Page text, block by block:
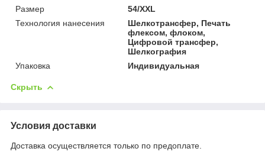
Размер
54/XXL
Технология нанесения
Шелкотрансфер, Печать
флексом, флоком,
Цифровой трансфер,
Шелкография
Упаковка
Индивидуальная
Скрыть
Условия доставки
Доставка осуществляется только по предоплате.